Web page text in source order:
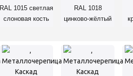
RAL 1015 светлая
слоновая кость
RAL 1018
цинково-жёлтый